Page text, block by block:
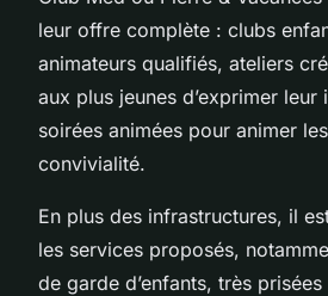
leur offre complète : clubs
animateurs qualifiés, ateliers
aux plus jeunes d’exprimer leur
soirées animées pour animer
convivialité.
En plus des infrastructures, il
les services proposés,
de garde d’enfants, très